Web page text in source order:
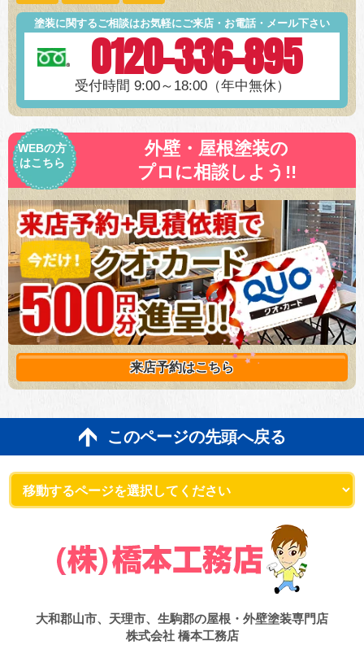
塗装に関するご相談はお気軽にご来店・お電話・メール下さい
0120-336-895
受付時間 9:00～18:00（年中無休）
WEBの方
はこちら
外壁・屋根塗装の
プロに相談しよう!!
来店予約はこちら
このページの先頭へ戻る
大和郡山市、天理市、生駒郡の屋根・外壁塗装専門店
株式会社 橋本工務店